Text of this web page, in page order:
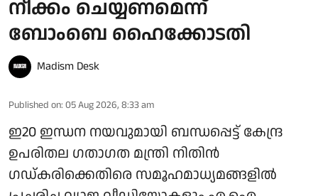
നീക്കം ചെയ്യണമെന്ന്
ബോംബെ ഹൈക്കോടതി
Madism Desk
Published on: 05 Aug 2026, 8:33 am
ഇ20 ഇന്ധന നയവുമായി ബന്ധപ്പെട്ട് കേന്ദ്ര
ഉപരിതല ഗതാഗത മന്ത്രി നിതിൻ
ഗഡ്കരിക്കെതിരെ സമൂഹമാധ്യമങ്ങളിൽ